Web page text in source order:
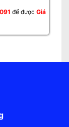
để được Giá